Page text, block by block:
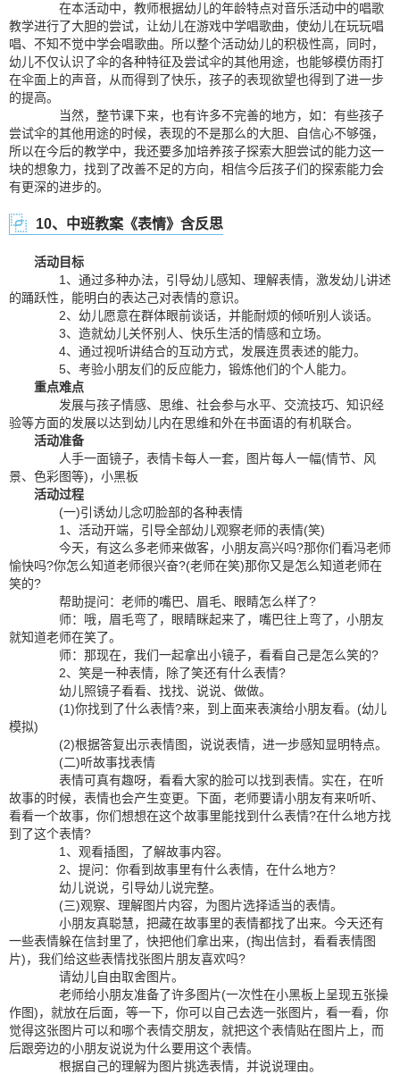
在本活动中，教师根据幼儿的年龄特点对音乐活动中的唱歌
教学进行了大胆的尝试，让幼儿在游戏中学唱歌曲，使幼儿在玩玩唱
唱、不知不觉中学会唱歌曲。所以整个活动幼儿的积极性高，同时，
幼儿不仅认识了伞的各种特征及尝试伞的其他用途，也能够模仿雨打
在伞面上的声音，从而得到了快乐，孩子的表现欲望也得到了进一步
的提高。
当然，整节课下来，也有许多不完善的地方，如：有些孩子
尝试伞的其他用途的时候，表现的不是那么的大胆、自信心不够强，
所以在今后的教学中，我还要多加培养孩子探索大胆尝试的能力这一
块的想象力，找到了改善不足的方向，相信今后孩子们的探索能力会
有更深的进步的。
10、中班教案《表情》含反思
活动目标
1、通过多种办法，引导幼儿感知、理解表情，激发幼儿讲述
的踊跃性，能明白的表达己对表情的意识。
2、幼儿愿意在群体眼前谈话，并能耐烦的倾听别人谈话。
3、造就幼儿关怀别人、快乐生活的情感和立场。
4、通过视听讲结合的互动方式，发展连贯表述的能力。
5、考验小朋友们的反应能力，锻炼他们的个人能力。
重点难点
发展与孩子情感、思维、社会参与水平、交流技巧、知识经
验等方面的发展以达到幼儿内在思维和外在书面语的有机联合。
活动准备
人手一面镜子，表情卡每人一套，图片每人一幅(情节、风
景、色彩图等)，小黑板
活动过程
(一)引诱幼儿念叨脸部的各种表情
1、活动开端，引导全部幼儿观察老师的表情(笑)
今天，有这么多老师来做客，小朋友高兴吗?那你们看冯老师
愉快吗?你怎么知道老师很兴奋?(老师在笑)那你又是怎么知道老师在
笑的?
帮助提问：老师的嘴巴、眉毛、眼睛怎么样了?
师：哦，眉毛弯了，眼睛眯起来了，嘴巴往上弯了，小朋友
就知道老师在笑了。
师：那现在，我们一起拿出小镜子，看看自己是怎么笑的?
2、笑是一种表情，除了笑还有什么表情?
幼儿照镜子看看、找找、说说、做做。
(1)你找到了什么表情?来，到上面来表演给小朋友看。(幼儿
模拟)
(2)根据答复出示表情图，说说表情，进一步感知显明特点。
(二)听故事找表情
表情可真有趣呀，看看大家的脸可以找到表情。实在，在听
故事的时候，表情也会产生变更。下面，老师要请小朋友有来听听、
看看一个故事，你们想想在这个故事里能找到什么表情?在什么地方找
到了这个表情?
1、观看插图，了解故事内容。
2、提问：你看到故事里有什么表情，在什么地方?
幼儿说说，引导幼儿说完整。
(三)观察、理解图片内容，为图片选择适当的表情。
小朋友真聪慧，把藏在故事里的表情都找了出来。今天还有
一些表情躲在信封里了，快把他们拿出来，(掏出信封，看看表情图
片)，我们给这些表情找张图片朋友喜欢吗?
请幼儿自由取舍图片。
老师给小朋友准备了许多图片(一次性在小黑板上呈现五张操
作图)，就放在后面，等一下，你可以自己去选一张图片，看一看，你
觉得这张图片可以和哪个表情交朋友，就把这个表情贴在图片上，而
后跟旁边的小朋友说说为什么要用这个表情。
根据自己的理解为图片挑选表情，并说说理由。